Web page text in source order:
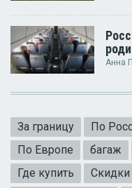
Анна
За границу По
По Европе
багаж
Где купить
Скидки